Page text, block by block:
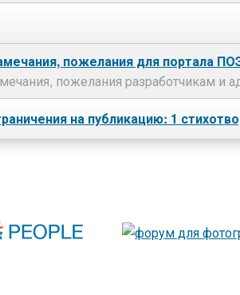
пожелания для портала
пожелания разработчикам и
на публикацию: 1